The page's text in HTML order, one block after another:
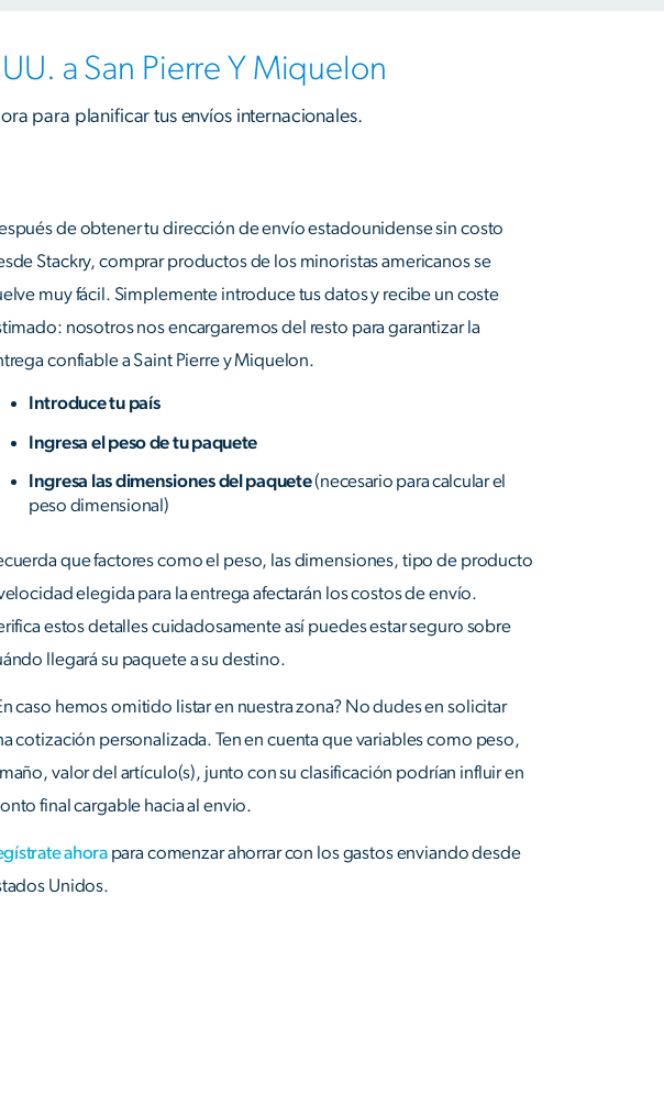
a San Pierre Y Miquelon
para planificar tus envíos internacionales.
de obtener tu dirección de envío estadounidense sin costo
Stackry, comprar productos de los minoristas americanos se
muy fácil. Simplemente introduce tus datos y recibe un coste
nosotros nos encargaremos del resto para garantizar la
confiable a Saint Pierre y Miquelon.
Introduce tu país
Ingresa el peso de tu paquete
Ingresa las dimensiones del paquete(necesario para calcular el
peso dimensional)
que factores como el peso, las dimensiones, tipo de producto
elegida para la entrega afectarán los costos de envío.
estos detalles cuidadosamente así puedes estar seguro sobre
llegará su paquete a su destino.
caso hemos omitido listar en nuestra zona? No dudes en solicitar
cotización personalizada. Ten en cuenta que variables como peso,
valor del artículo(s), junto con su clasificación podrían influir en
final cargable hacia al envio.
ahorapara comenzar ahorrar con los gastos enviando desde
Unidos.